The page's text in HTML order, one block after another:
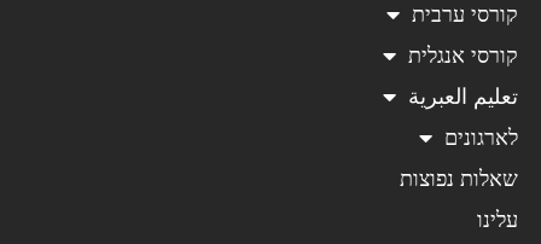
קורסי ערבית
קורסי אנגלית
تعليم العبرية
לארגונים
שאלות נפוצות
עלינו